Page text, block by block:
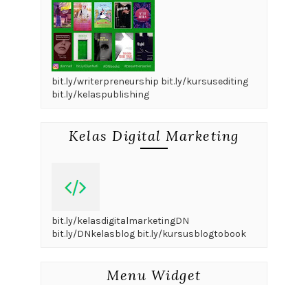
bit.ly/writerpreneurship bit.ly/kursusediting
bit.ly/kelaspublishing
Kelas Digital Marketing
bit.ly/kelasdigitalmarketingDN
bit.ly/DNkelasblog bit.ly/kursusblogtobook
Menu Widget